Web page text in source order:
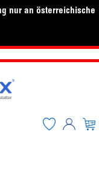
nur an österreichische